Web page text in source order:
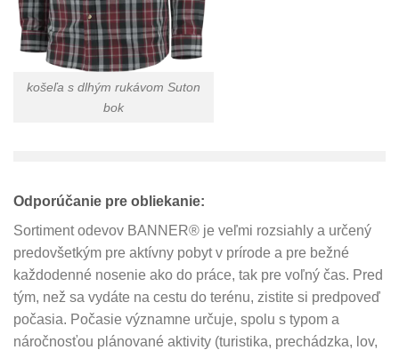
košeľa s dlhým rukávom Suton
bok
Odporúčanie pre obliekanie:
Sortiment odevov BANNER® je veľmi rozsiahly a určený
predovšetkým pre aktívny pobyt v prírode a pre bežné
každodenné nosenie ako do práce, tak pre voľný čas. Pred
tým, než sa vydáte na cestu do terénu, zistite si predpoveď
počasia. Počasie významne určuje, spolu s typom a
náročnosťou plánované aktivity (turistika, prechádzka, lov,